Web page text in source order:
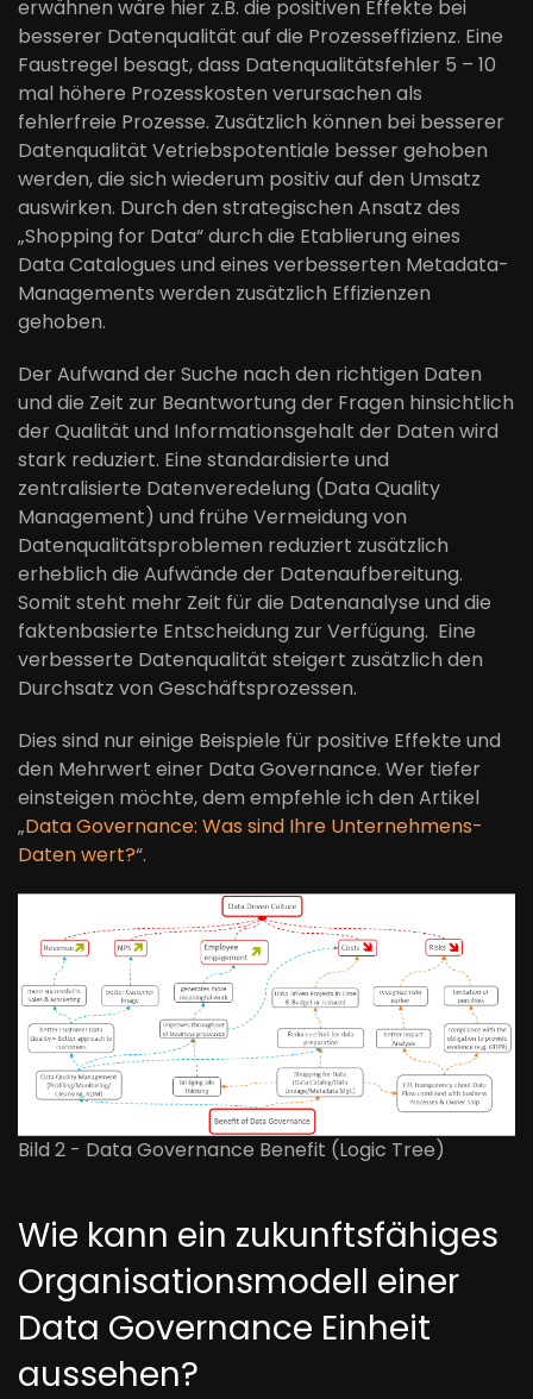
erwähnen wäre hier z.B. die positiven Effekte bei
besserer Datenqualität auf die Prozesseffizienz. Eine
Faustregel besagt, dass Datenqualitätsfehler 5 – 10
mal höhere Prozesskosten verursachen als
fehlerfreie Prozesse. Zusätzlich können bei besserer
Datenqualität Vetriebspotentiale besser gehoben
werden, die sich wiederum positiv auf den Umsatz
auswirken. Durch den strategischen Ansatz des
„Shopping for Data“ durch die Etablierung eines
Data Catalogues und eines verbesserten Metadata-
Managements werden zusätzlich Effizienzen
gehoben.
Der Aufwand der Suche nach den richtigen Daten
und die Zeit zur Beantwortung der Fragen hinsichtlich
der Qualität und Informationsgehalt der Daten wird
stark reduziert. Eine standardisierte und
zentralisierte Datenveredelung (Data Quality
Management) und frühe Vermeidung von
Datenqualitätsproblemen reduziert zusätzlich
erheblich die Aufwände der Datenaufbereitung.
Somit steht mehr Zeit für die Datenanalyse und die
faktenbasierte Entscheidung zur Verfügung. Eine
verbesserte Datenqualität steigert zusätzlich den
Durchsatz von Geschäftsprozessen.
Dies sind nur einige Beispiele für positive Effekte und
den Mehrwert einer Data Governance. Wer tiefer
einsteigen möchte, dem empfehle ich den Artikel
„Data Governance: Was sind Ihre Unternehmens-
Daten wert?“.
Bild 2 - Data Governance Benefit (Logic Tree)
Wie kann ein zukunftsfähiges
Organisationsmodell einer
Data Governance Einheit
aussehen?